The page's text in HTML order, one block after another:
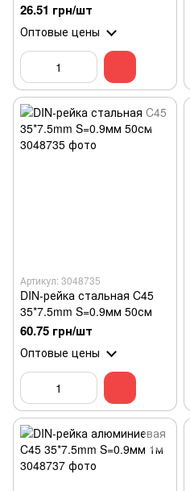
26.51 грн/шт
Оптовые цены
Артикул: 3048735
DIN-рейка стальная C45
35*7.5mm S=0.9мм 50см
60.75 грн/шт
Оптовые цены